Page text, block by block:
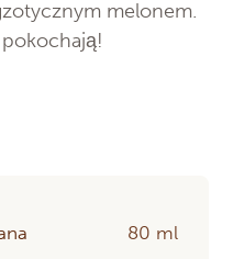
melonem.
80 ml